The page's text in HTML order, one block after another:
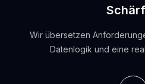
Wir übersetzen
Datenlogik und eine